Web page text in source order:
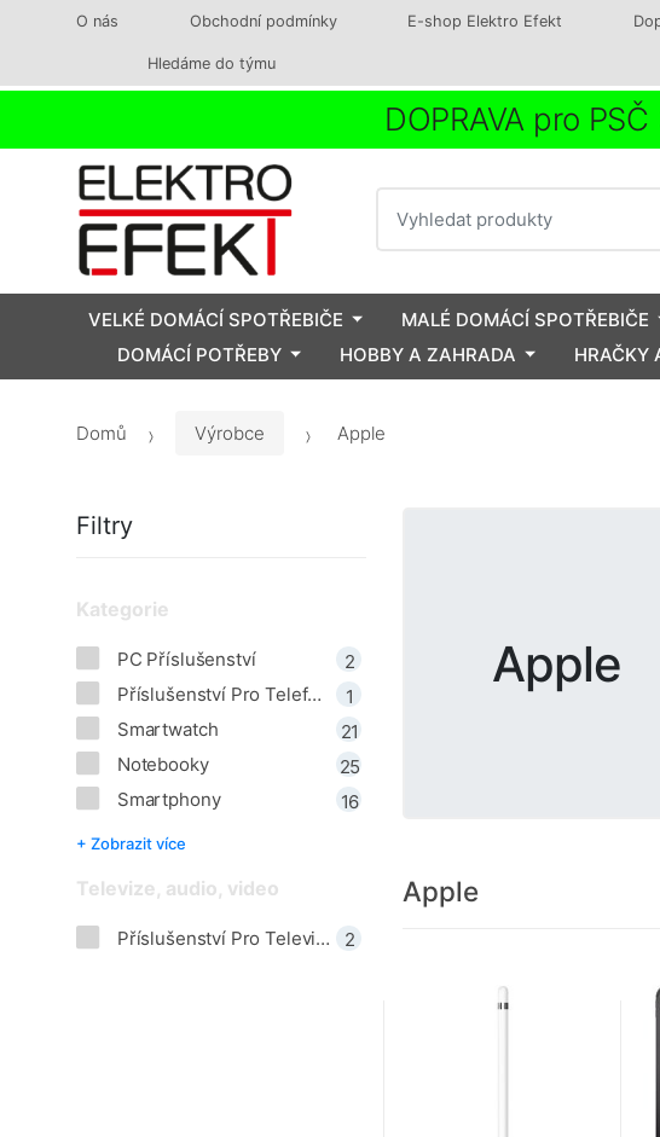
O nás Obchodní podmínky E-shop Elektro Efekt
Hledáme do týmu
DOPRAVA pro
VELKÉ DOMÁCÍ SPOTŘEBIČE MALÉ DOMÁCÍ SPOTŘEBIČE
DOMÁCÍ POTŘEBY
HOBBY A ZAHRADA HRAČKY
Domů Výrobce Apple
Apple
Apple
Filtry
Kategorie
PC Příslušenství
2
Příslušenství Pro Telefony
1
Smartwatch
21
Notebooky
25
Smartphony
16
+ Zobrazit více
Televize, audio, video
Příslušenství Pro Televize 2